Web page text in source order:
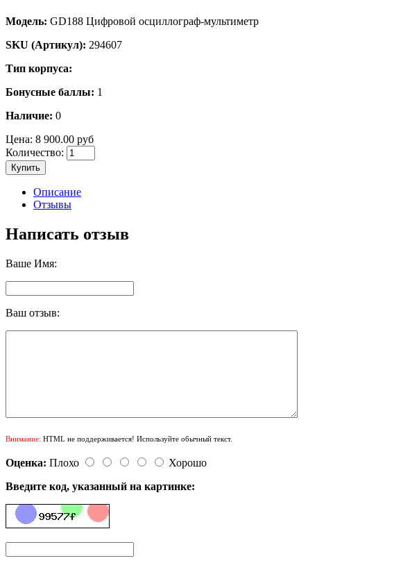
Модель: GD188 Цифровой осциллограф-мультиметр
SKU (Артикул): 294607
Тип корпуса:
Бонусные баллы: 1
Наличие: 0
Цена: 8 900.00 руб
Количество:
Купить
Описание
Отзывы
Написать отзыв
Ваше Имя:
Ваш отзыв:
Внимание: HTML не поддерживается! Используйте обычный текст.
Оценка: Плохо
Хорошо
Введите код, указанный на картинке: